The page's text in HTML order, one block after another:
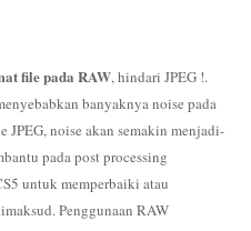
file pada RAW, hindari JPEG !.
banyaknya noise pada
noise akan semakin menjadi-
pada post processing
untuk memperbaiki atau
Penggunaan RAW